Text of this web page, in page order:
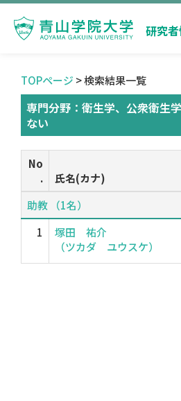
研究
TOPページ > 検索結果一覧
専門分野：衛生学、公衆衛生
ない
No
.
氏名(カナ)
助教 （1名）
1
塚田 祐介
（ツカダ ユウスケ）